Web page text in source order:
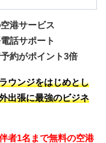
港サービス
話サポート
約がポイント3倍
ウンジをはじめとし
出張に最強のビジネ
者1名まで無料の空港